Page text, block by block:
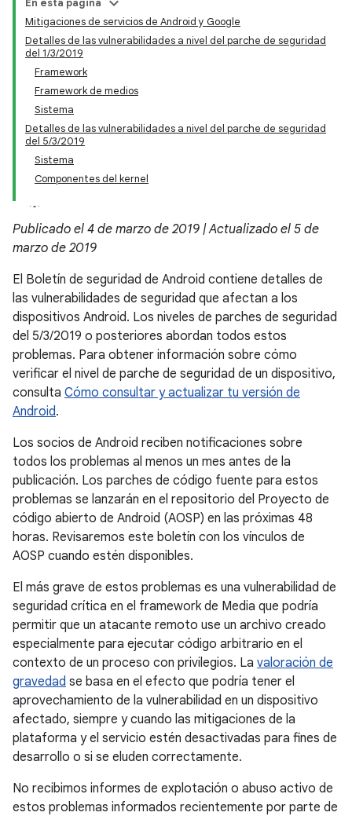
En esta página
Mitigaciones de servicios de Android y Google
Detalles de las vulnerabilidades a nivel del parche de seguridad
del 1/3/2019
Framework
Framework de medios
Sistema
Detalles de las vulnerabilidades a nivel del parche de seguridad
del 5/3/2019
Sistema
Componentes del kernel
Publicado el 4 de marzo de 2019 | Actualizado el 5 de
marzo de 2019
El Boletín de seguridad de Android contiene detalles de
las vulnerabilidades de seguridad que afectan a los
dispositivos Android. Los niveles de parches de seguridad
del 5/3/2019 o posteriores abordan todos estos
problemas. Para obtener información sobre cómo
verificar el nivel de parche de seguridad de un dispositivo,
consulta Cómo consultar y actualizar tu versión de
Android.
Los socios de Android reciben notificaciones sobre
todos los problemas al menos un mes antes de la
publicación. Los parches de código fuente para estos
problemas se lanzarán en el repositorio del Proyecto de
código abierto de Android (AOSP) en las próximas 48
horas. Revisaremos este boletín con los vínculos de
AOSP cuando estén disponibles.
El más grave de estos problemas es una vulnerabilidad de
seguridad crítica en el framework de Media que podría
permitir que un atacante remoto use un archivo creado
especialmente para ejecutar código arbitrario en el
contexto de un proceso con privilegios. La valoración de
gravedad se basa en el efecto que podría tener el
aprovechamiento de la vulnerabilidad en un dispositivo
afectado, siempre y cuando las mitigaciones de la
plataforma y el servicio estén desactivadas para fines de
desarrollo o si se eluden correctamente.
No recibimos informes de explotación o abuso activo de
estos problemas informados recientemente por parte de